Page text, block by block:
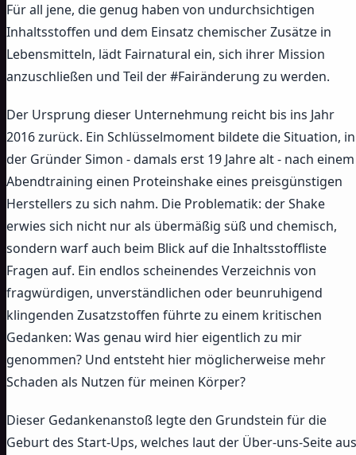
Für all jene, die genug haben von undurchsichtigen
Inhaltsstoffen und dem Einsatz chemischer Zusätze in
Lebensmitteln, lädt Fairnatural ein, sich ihrer Mission
anzuschließen und Teil der #Fairänderung zu werden.
Der Ursprung dieser Unternehmung reicht bis ins Jahr
2016 zurück. Ein Schlüsselmoment bildete die Situation, in
der Gründer Simon - damals erst 19 Jahre alt - nach einem
Abendtraining einen Proteinshake eines preisgünstigen
Herstellers zu sich nahm. Die Problematik: der Shake
erwies sich nicht nur als übermäßig süß und chemisch,
sondern warf auch beim Blick auf die Inhaltsstoffliste
Fragen auf. Ein endlos scheinendes Verzeichnis von
fragwürdigen, unverständlichen oder beunruhigend
klingenden Zusatzstoffen führte zu einem kritischen
Gedanken: Was genau wird hier eigentlich zu mir
genommen? Und entsteht hier möglicherweise mehr
Schaden als Nutzen für meinen Körper?
Dieser Gedankenanstoß legte den Grundstein für die
Geburt des Start-Ups, welches laut der Über-uns-Seite aus